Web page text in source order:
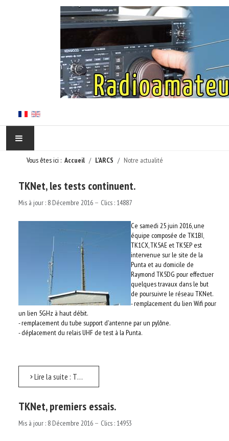
ACCUEIL
EN CORSE
AUTRES ASSOCIATIONS
LE RÉSEAU TKNET
LA TECHNIQUE
RECHERCHER
LOGIN
Vous êtes ici : Accueil L'ARCS Notre actualité
TKNet, les tests continuent.
Mis à jour : 8 Décembre 2016 Clics : 14887
Ce samedi 25 juin 2016, une
équipe composée de TK1BI,
TK1CX, TK5AE et TK5EP est
intervenue sur le site de la
Punta et au domicile de
Raymond TK5DG pour effectuer
quelques travaux dans le but
de poursuivre le réseau TKNet.
- remplacement du lien Wifi pour
un lien 5GHz à haut débit.
- remplacement du tube support d'antenne par un pylône.
- déplacement du relais UHF de test à la Punta.
Lire la suite : TKNet, les tests continuent.
TKNet, premiers essais.
Mis à jour : 8 Décembre 2016 Clics : 14953